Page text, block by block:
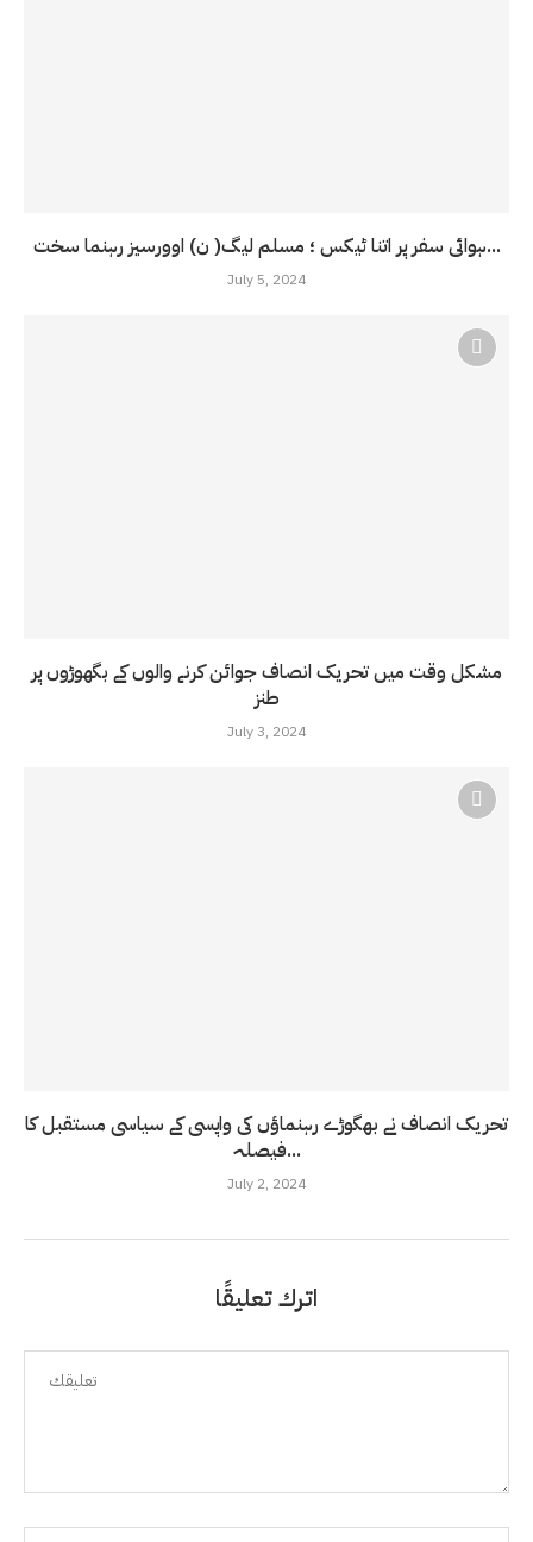
ہوائی سفر پر اتنا ٹیکس ؛ مسلم لیگ( ن) اوورسیز رہنما سخت...
July 5, 2024
مشکل وقت میں تحریک انصاف جوائن کرنے والوں کے بگھوڑوں پر
طنز
July 3, 2024
تحریک انصاف نے بھگوڑے رہنماؤں کی واپسی کے سیاسی مستقبل کا
فیصلہ...
July 2, 2024
اترك تعليقًا